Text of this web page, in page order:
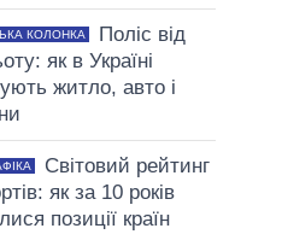
КОЛОНКА
Поліс від
як в Україні
житло, авто і
Світовий рейтинг
як за 10 років
позиції країн